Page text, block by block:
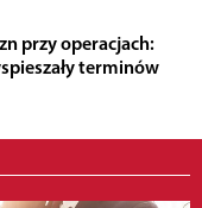
przy operacjach:
terminów